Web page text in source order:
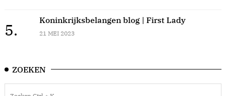
5.
Koninkrijksbelangen blog | First Lady
21 MEI 2023
ZOEKEN